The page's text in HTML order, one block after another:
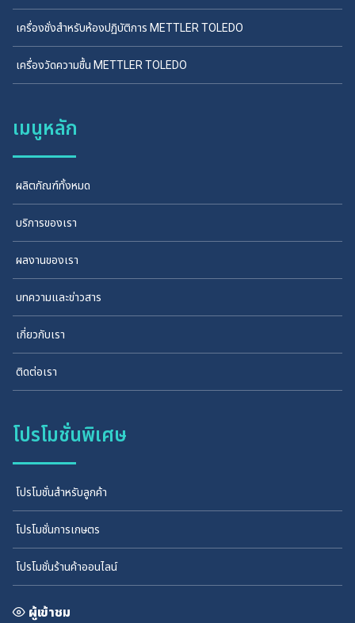
เครื่องชั่งสำหรับห้องปฏิบัติการ METTLER TOLEDO
เครื่องวัดความชื้น METTLER TOLEDO
เมนูหลัก
ผลิตภัณฑ์ทั้งหมด
บริการของเรา
ผลงานของเรา
บทความและข่าวสาร
เกี่ยวกับเรา
ติดต่อเรา
โปรโมชั่นพิเศษ
โปรโมชั่นสำหรับลูกค้า
โปรโมชั่นการเกษตร
โปรโมชั่นร้านค้าออนไลน์
ผู้เข้าชม